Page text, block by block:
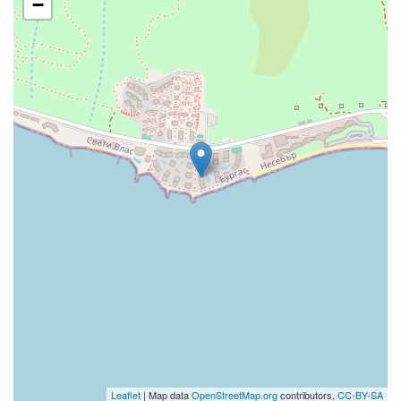
−
Leaflet | Map dataOpenStreetMap.orgcontributors, CC-BY-SA